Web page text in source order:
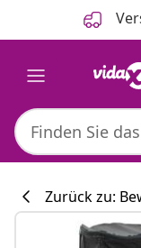
Zurück zu: